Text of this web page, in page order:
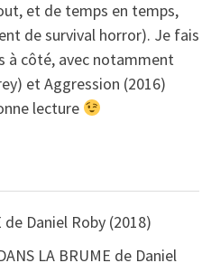
et de temps en temps,
de survival horror). Je fais
à côté, avec notamment
et Aggression (2016)
lecture
de Daniel Roby (2018)
LA BRUME de Daniel